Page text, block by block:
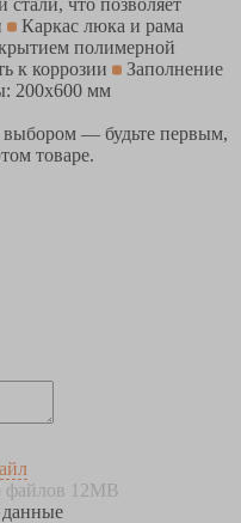
Каркас люка и рама
полимерной
к коррозии
Заполнение
200х600 мм
выбором — будьте первым,
товаре.
12MB
данные